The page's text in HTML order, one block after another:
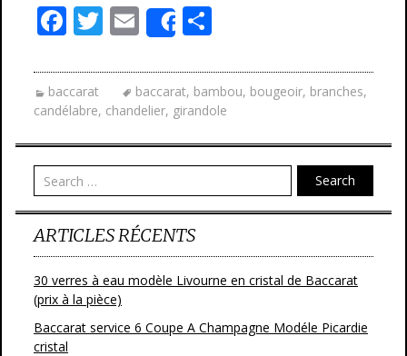
F
e
b
o
o
k
T
itt
er
E
m
ai
l
Share
ta
g
er
baccarat baccarat, bambou, bougeoir, branches,
candélabre, chandelier, girandole
Search
ARTICLES RÉCENTS
30 verres à eau modèle Livourne en cristal de Baccarat
(prix à la pièce)
Baccarat service 6 Coupe A Champagne Modéle Picardie
cristal